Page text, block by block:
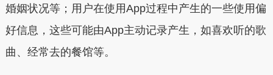
婚姻状况等；用户在使用App过程中产生的一些使用偏
好信息，这些可能由App主动记录产生，如喜欢听的歌
曲、经常去的餐馆等。